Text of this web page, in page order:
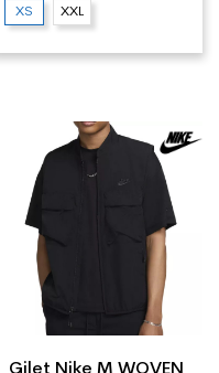
XS XXL